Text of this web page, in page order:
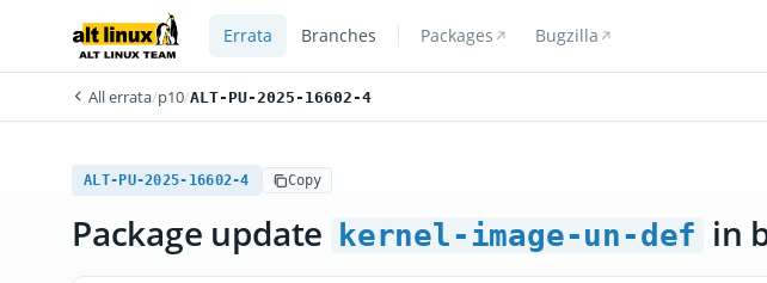
Errata Branches Packages Bugzilla
All errata/p10/ALT-PU-2025-16602-4
ALT-PU-2025-16602-4 Copy
Package update kernel-image-un-def in